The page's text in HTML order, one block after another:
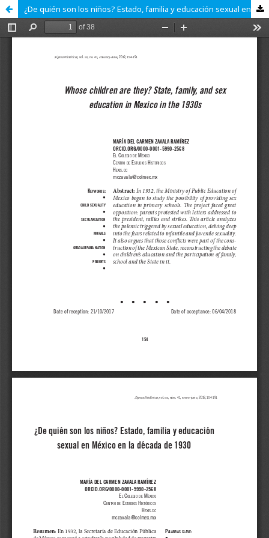
¿De quién son los niños? Estado, familia y educación sexual en México en la década de 1930